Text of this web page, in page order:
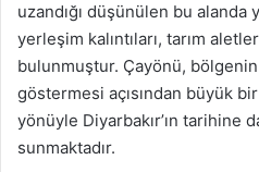
uzandığı düşünülen bu alanda
yerleşim kalıntıları, tarım
bulunmuştur. Çayönü,
göstermesi açısından büyük
yönüyle Diyarbakır’ın tarihine
sunmaktadır.